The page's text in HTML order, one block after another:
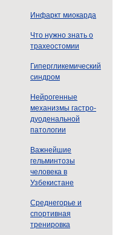
Инфаркт миокарда
Что нужно знать о
трахеостомии
Гипергликемический
синдром
Нейрогенные
механизмы гастро-
дуоденальной
патологии
Важнейшие
гельминтозы
человека в
Узбекистане
Среднегорье и
спортивная
тренировка